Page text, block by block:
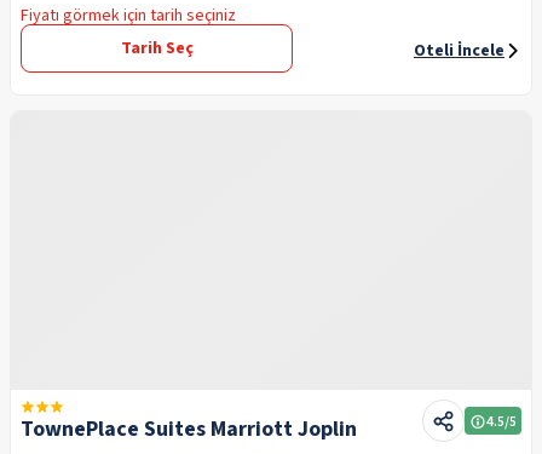
Fiyatı görmek için tarih seçiniz
Tarih Seç
Oteli İncele
TownePlace Suites Marriott Joplin 4.5/5